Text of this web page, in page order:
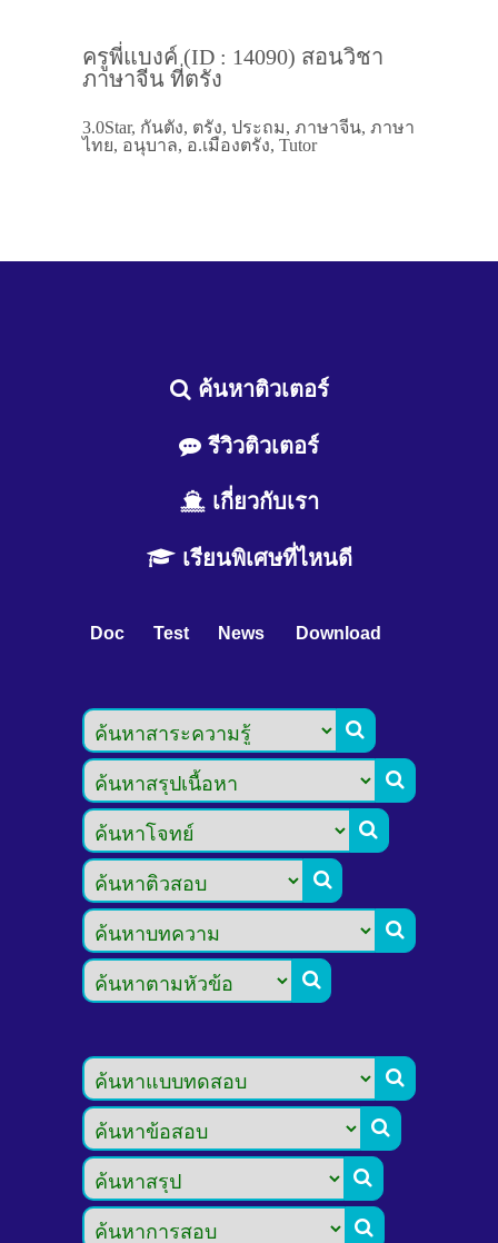
ครูพี่แบงค์ (ID : 14090) สอนวิชา
ภาษาจีน ที่ตรัง
3.0Star, กันตัง, ตรัง, ประถม, ภาษาจีน, ภาษา
ไทย, อนุบาล, อ.เมืองตรัง, Tutor
ค้นหาติวเตอร์
รีวิวติวเตอร์
เกี่ยวกับเรา
เรียนพิเศษที่ไหนดี
Doc Test News Download









